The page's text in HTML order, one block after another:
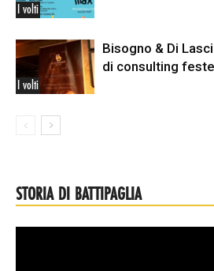
I volti
I volti
Bisogno & Di
di consulting
STORIA DI BATTIPAGLIA